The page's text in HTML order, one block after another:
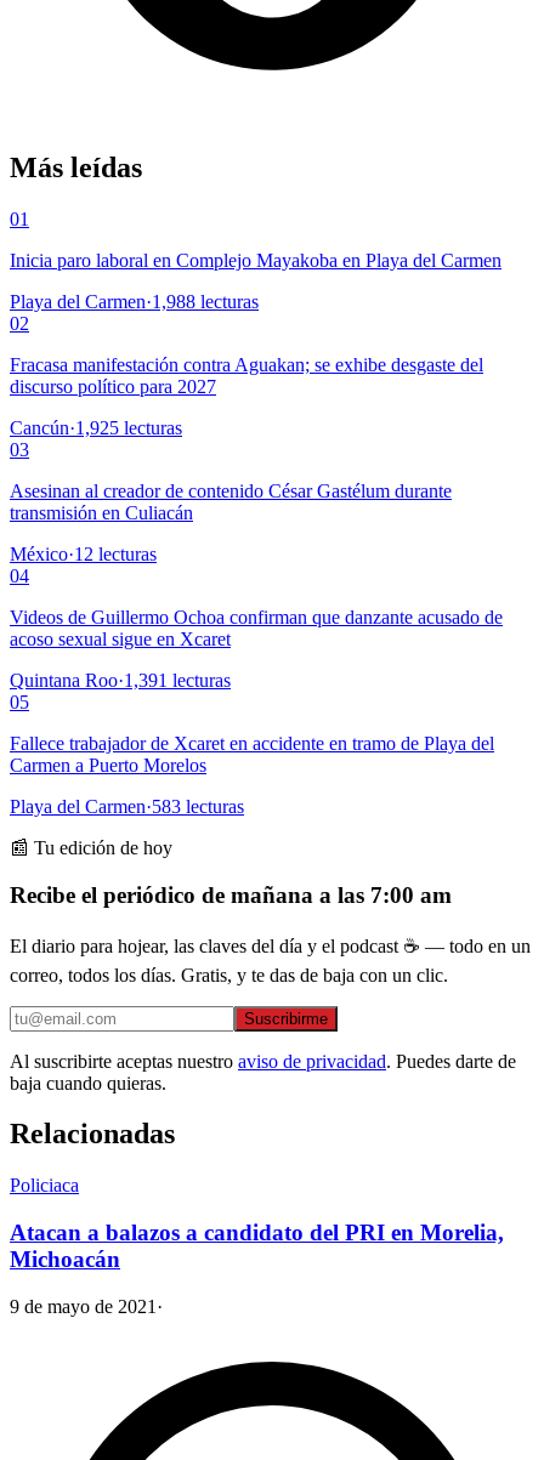
Más leídas
01
Inicia paro laboral en Complejo Mayakoba en Playa del Carmen
Playa del Carmen·1,988 lecturas
02
Fracasa manifestación contra Aguakan; se exhibe desgaste del
discurso político para 2027
Cancún·1,925 lecturas
03
Asesinan al creador de contenido César Gastélum durante
transmisión en Culiacán
México·12 lecturas
04
Videos de Guillermo Ochoa confirman que danzante acusado de
acoso sexual sigue en Xcaret
Quintana Roo·1,391 lecturas
05
Fallece trabajador de Xcaret en accidente en tramo de Playa del
Carmen a Puerto Morelos
Playa del Carmen·583 lecturas
📰 Tu edición de hoy
Recibe el periódico de mañana a las 7:00 am
El diario para hojear, las claves del día y el podcast ☕ — todo en un
correo, todos los días. Gratis, y te das de baja con un clic.
Suscribirme
Al suscribirte aceptas nuestro aviso de privacidad. Puedes darte de
baja cuando quieras.
Relacionadas
Policiaca
Atacan a balazos a candidato del PRI en Morelia,
Michoacán
9 de mayo de 2021 ·